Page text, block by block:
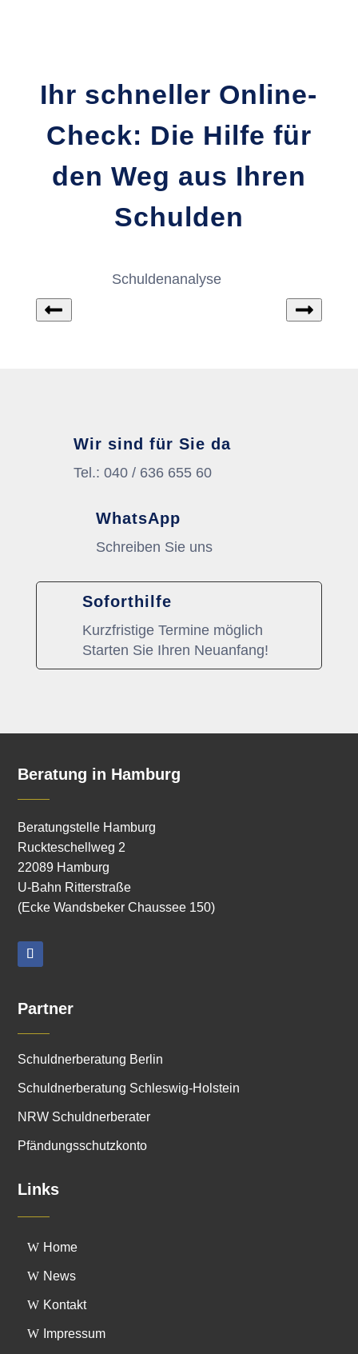
Ihr schneller Online-
Check: Die Hilfe für
den Weg aus Ihren
Schulden
Schuldenanalyse
Wir sind für Sie da
Tel.: 040 / 636 655 60
WhatsApp
Schreiben Sie uns
Soforthilfe
Kurzfristige Termine möglich
Starten Sie Ihren Neuanfang!
Beratung in Hamburg
Beratungstelle Hamburg
Ruckteschellweg 2
22089 Hamburg
U-Bahn Ritterstraße
(Ecke Wandsbeker Chaussee 150)
Partner
Schuldnerberatung Berlin
Schuldnerberatung Schleswig-Holstein
NRW Schuldnerberater
Pfändungsschutzkonto
Links
Home
News
Kontakt
Impressum